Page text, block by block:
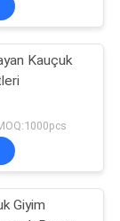
Kauçuk
Giyim